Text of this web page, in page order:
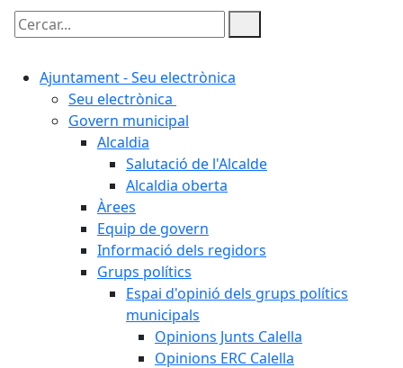
Cercar:
Ajuntament - Seu electrònica
Seu electrònica
Govern municipal
Alcaldia
Salutació de l'Alcalde
Alcaldia oberta
Àrees
Equip de govern
Informació dels regidors
Grups polítics
Espai d'opinió dels grups polítics
municipals
Opinions Junts Calella
Opinions ERC Calella